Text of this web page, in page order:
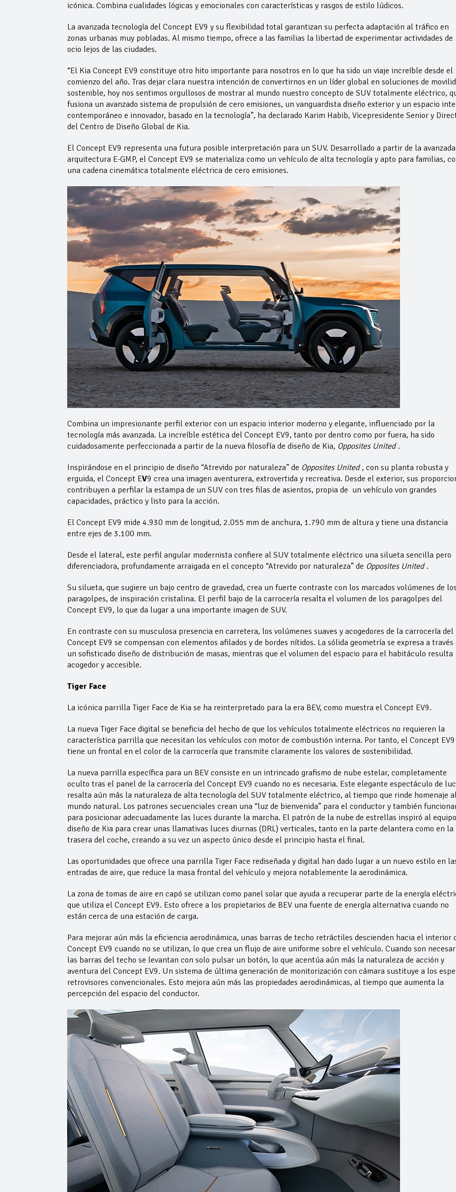
icónica. Combina cualidades lógicas y emocionales con características y rasgos de estilo lúdicos.
La avanzada tecnología del Concept EV9 y su flexibilidad total garantizan su perfecta adaptación al tráfico en
zonas urbanas muy pobladas. Al mismo tiempo, ofrece a las familias la libertad de experimentar actividades de
ocio lejos de las ciudades.
“El Kia Concept EV9 constituye otro hito importante para nosotros en lo que ha sido un viaje increíble desde el
comienzo del año. Tras dejar clara nuestra intención de convertirnos en un líder global en soluciones de
sostenible, hoy nos sentimos orgullosos de mostrar al mundo nuestro concepto de SUV totalmente eléctrico,
fusiona un avanzado sistema de propulsión de cero emisiones, un vanguardista diseño exterior y un espacio
contemporáneo e innovador, basado en la tecnología”, ha declarado Karim Habib, Vicepresidente Senior y
del Centro de Diseño Global de Kia.
El Concept EV9 representa una futura posible interpretación para un SUV. Desarrollado a partir de la avanzada
arquitectura E-GMP, el Concept EV9 se materializa como un vehículo de alta tecnología y apto para familias,
una cadena cinemática totalmente eléctrica de cero emisiones.
Combina un impresionante perfil exterior con un espacio interior moderno y elegante, influenciado por la
tecnología más avanzada. La increíble estética del Concept EV9, tanto por dentro como por fuera, ha sido
cuidadosamente perfeccionada a partir de la nueva filosofía de diseño de Kia, Opposites United .
Inspirándose en el principio de diseño “Atrevido por naturaleza” de Opposites United , con su planta robusta y
erguida, el Concept EV9 crea una imagen aventurera, extrovertida y recreativa. Desde el exterior, sus
contribuyen a perfilar la estampa de un SUV con tres filas de asientos, propia de un vehículo von grandes
capacidades, práctico y listo para la acción.
El Concept EV9 mide 4.930 mm de longitud, 2.055 mm de anchura, 1.790 mm de altura y tiene una distancia
entre ejes de 3.100 mm.
Desde el lateral, este perfil angular modernista confiere al SUV totalmente eléctrico una silueta sencilla pero
diferenciadora, profundamente arraigada en el concepto “Atrevido por naturaleza” de Opposites United .
Su silueta, que sugiere un bajo centro de gravedad, crea un fuerte contraste con los marcados volúmenes de
paragolpes, de inspiración cristalina. El perfil bajo de la carrocería resalta el volumen de los paragolpes del
Concept EV9, lo que da lugar a una importante imagen de SUV.
En contraste con su musculosa presencia en carretera, los volúmenes suaves y acogedores de la carrocería del
Concept EV9 se compensan con elementos afilados y de bordes nítidos. La sólida geometría se expresa a través
un sofisticado diseño de distribución de masas, mientras que el volumen del espacio para el habitáculo resulta
acogedor y accesible.
Tiger Face
La icónica parrilla Tiger Face de Kia se ha reinterpretado para la era BEV, como muestra el Concept EV9.
La nueva Tiger Face digital se beneficia del hecho de que los vehículos totalmente eléctricos no requieren la
característica parrilla que necesitan los vehículos con motor de combustión interna. Por tanto, el Concept EV9
tiene un frontal en el color de la carrocería que transmite claramente los valores de sostenibilidad.
La nueva parrilla específica para un BEV consiste en un intrincado grafismo de nube estelar, completamente
oculto tras el panel de la carrocería del Concept EV9 cuando no es necesaria. Este elegante espectáculo de
resalta aún más la naturaleza de alta tecnología del SUV totalmente eléctrico, al tiempo que rinde homenaje
mundo natural. Los patrones secuenciales crean una “luz de bienvenida” para el conductor y también
para posicionar adecuadamente las luces durante la marcha. El patrón de la nube de estrellas inspiró al
diseño de Kia para crear unas llamativas luces diurnas (DRL) verticales, tanto en la parte delantera como en la
trasera del coche, creando a su vez un aspecto único desde el principio hasta el final.
Las oportunidades que ofrece una parrilla Tiger Face rediseñada y digital han dado lugar a un nuevo estilo en
entradas de aire, que reduce la masa frontal del vehículo y mejora notablemente la aerodinámica.
La zona de tomas de aire en capó se utilizan como panel solar que ayuda a recuperar parte de la energía
que utiliza el Concept EV9. Esto ofrece a los propietarios de BEV una fuente de energía alternativa cuando no
están cerca de una estación de carga.
Para mejorar aún más la eficiencia aerodinámica, unas barras de techo retráctiles descienden hacia el interior
Concept EV9 cuando no se utilizan, lo que crea un flujo de aire uniforme sobre el vehículo. Cuando son
las barras del techo se levantan con solo pulsar un botón, lo que acentúa aún más la naturaleza de acción y
aventura del Concept EV9. Un sistema de última generación de monitorización con cámara sustituye a los
retrovisores convencionales. Esto mejora aún más las propiedades aerodinámicas, al tiempo que aumenta la
percepción del espacio del conductor.